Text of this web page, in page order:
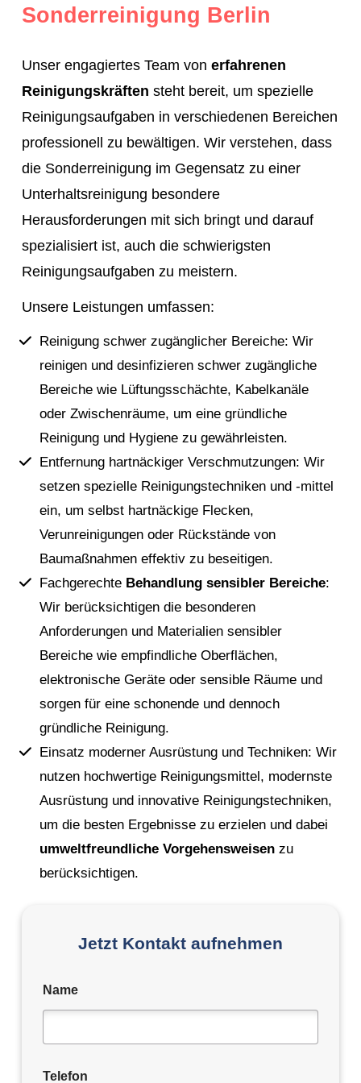
erfolgreich zu bewältigen.
Sonderreinigung umfasst unter anderem die
gründliche Reinigungvon Böden, Teppichen,
Polstern und Fenstern, die Entfernung von
hartnäckigen Flecken und Verunreinigungen, die
Aufbereitung von Oberflächen sowie die
Desinfektion von sensiblen Bereichen. Wir
wissen, dassjede Reinigungsaufgabe
einzigartig ist, und bieten daher
maßgeschneiderte Lösungen an, die auf Ihre
spezifischen Anforderungen zugeschnitten sind.
Mit der GeAbCon-Group als Partner für Ihre
Sonder- oder Gebäudereinigung profitieren Sie
von unsererlangjährigen Erfahrung, unserem
Fachwissen und unsererhohen Servicequalität
Wir arbeiten effizient, zuverlässig und
gewissenhaft, um Ihr Objekt wieder in einen
einwandfreien Zustand zu versetzen. Wählen Sie
uns als Ihre vertrauenswürdige Reinigungsfirma.
Sonderreinigung Berlin
Unser engagiertes Team von erfahrenen
Reinigungskräften steht bereit, um spezielle
Reinigungsaufgaben in verschiedenen Bereichen
professionell zu bewältigen. Wir verstehen, dass
die Sonderreinigung im Gegensatz zu einer
Unterhaltsreinigung besondere
Herausforderungen mit sich bringt und darauf
spezialisiert ist, auch die schwierigsten
Reinigungsaufgaben zu meistern.
Unsere Leistungen umfassen:
Reinigung schwer zugänglicher Bereiche: Wir
reinigen und desinfizieren schwer zugängliche
Bereiche wie Lüftungsschächte, Kabelkanäle
oder Zwischenräume, um eine gründliche
Reinigung und Hygiene zu gewährleisten.
Entfernung hartnäckiger Verschmutzungen: Wir
setzen spezielle Reinigungstechniken und -mittel
ein, um selbst hartnäckige Flecken,
Verunreinigungen oder Rückstände von
Baumaßnahmen effektiv zu beseitigen.
Fachgerechte Behandlung sensibler Bereiche:
Wir berücksichtigen die besonderen
Anforderungen und Materialien sensibler
Bereiche wie empfindliche Oberflächen,
elektronische Geräte oder sensible Räume und
sorgen für eine schonende und dennoch
gründliche Reinigung.
Einsatz moderner Ausrüstung und Techniken: Wir
nutzen hochwertige Reinigungsmittel, modernste
Ausrüstung und innovative Reinigungstechniken,
um die besten Ergebnisse zu erzielen und dabei
umweltfreundliche Vorgehensweisenzu
berücksichtigen.
Jetzt Kontakt aufnehmen
Name
Telefon